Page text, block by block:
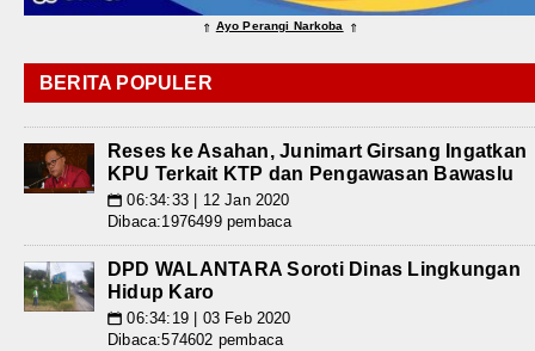
⇑ Ayo Perangi Narkoba ⇑
BERITA POPULER
Reses ke Asahan, Junimart Girsang Ingatkan
KPU Terkait KTP dan Pengawasan Bawaslu
📅 06:34:33 | 12 Jan 2020
Dibaca:1976499 pembaca
DPD WALANTARA Soroti Dinas Lingkungan
Hidup Karo
📅 06:34:19 | 03 Feb 2020
Dibaca:574602 pembaca